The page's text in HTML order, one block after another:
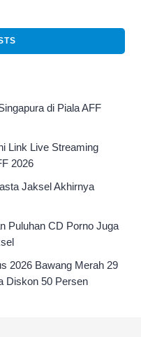
di Piala AFF
Link Live Streaming
2026
Jaksel Akhirnya
Puluhan CD Porno Juga
2026 Bawang Merah 29
Diskon 50 Persen